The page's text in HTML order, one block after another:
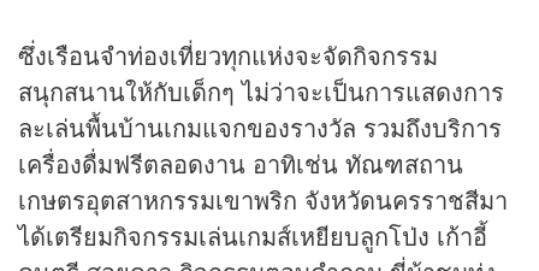
ซึ่งเรือนจำท่องเที่ยวทุกแห่งจะจัดกิจกรรม
สนุกสนานให้กับเด็กๆ ไม่ว่าจะเป็นการแสดงการ
ละเล่นพื้นบ้านเกมแจกของรางวัล รวมถึงบริการ
เครื่องดื่มฟรีตลอดงาน อาทิเช่น ทัณฑสถาน
เกษตรอุตสาหกรรมเขาพริก จังหวัดนครราชสีมา
ได้เตรียมกิจกรรมเล่นเกมส์เหยียบลูกโป่ง เก้าอี้